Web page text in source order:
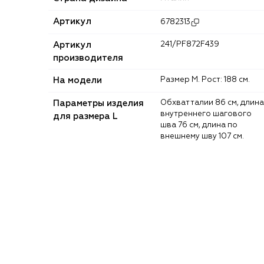
Артикул 6782313
Артикул
производителя
241/PF872F439
На модели Размер M. Рост: 188 см.
Параметры изделия
для размера L
Обхват талии 86 см, длина
внутреннего шагового
шва 76 см, длина по
внешнему шву 107 см.